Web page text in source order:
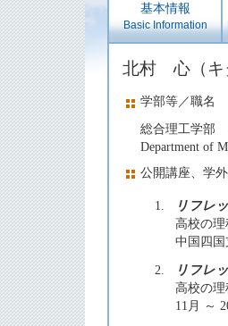
基本情報
Basic Information
北村 心（
学部等／職名
総合理工学部
Department of
公開講座、学
1. リフレ
高校の
中国四国
2.
リフレ
高校の
11月 ～